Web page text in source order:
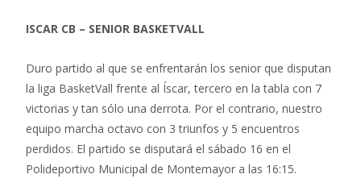
ISCAR CB – SENIOR BASKETVALL
Duro partido al que se enfrentarán los senior que disputan
la liga BasketVall frente al Íscar, tercero en la tabla con 7
victorias y tan sólo una derrota. Por el contrario, nuestro
equipo marcha octavo con 3 triunfos y 5 encuentros
perdidos. El partido se disputará el sábado 16 en el
Polideportivo Municipal de Montemayor a las 16:15.